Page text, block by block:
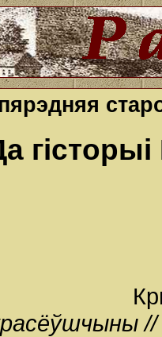
//